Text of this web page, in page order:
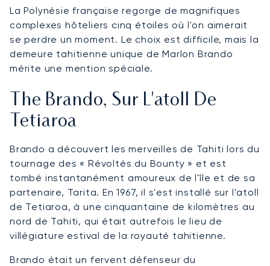
La Polynésie française regorge de magnifiques
complexes hôteliers cinq étoiles où l'on aimerait
se perdre un moment. Le choix est difficile, mais la
demeure tahitienne unique de Marlon Brando
mérite une mention spéciale.
The Brando, Sur L'atoll De
Tetiaroa
Brando a découvert les merveilles de Tahiti lors du
tournage des « Révoltés du Bounty » et est
tombé instantanément amoureux de l'île et de sa
partenaire, Tarita. En 1967, il s'est installé sur l'atoll
de Tetiaroa, à une cinquantaine de kilomètres au
nord de Tahiti, qui était autrefois le lieu de
villégiature estival de la royauté tahitienne.
Brando était un fervent défenseur du